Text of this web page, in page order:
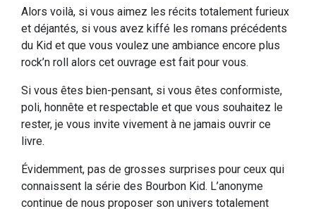
Alors voilà, si vous aimez les récits totalement furieux
et déjantés, si vous avez kiffé les romans précédents
du Kid et que vous voulez une ambiance encore plus
rock’n roll alors cet ouvrage est fait pour vous.
Si vous êtes bien-pensant, si vous êtes conformiste,
poli, honnête et respectable et que vous souhaitez le
rester, je vous invite vivement à ne jamais ouvrir ce
livre.
Évidemment, pas de grosses surprises pour ceux qui
connaissent la série des Bourbon Kid. L’anonyme
continue de nous proposer son univers totalement